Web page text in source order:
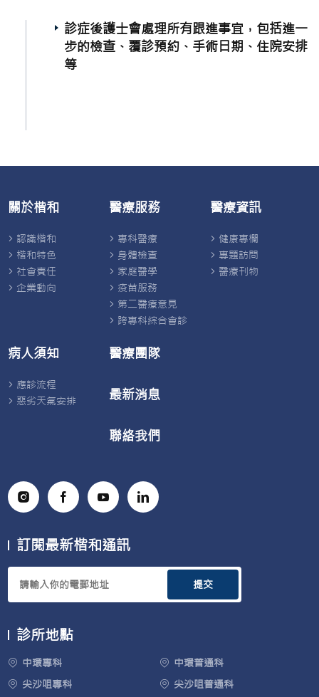
診症後護士會處理所有跟進事宜，包括進一
步的檢查、覆診預約、手術日期、住院安排
等
關於楷和
認識楷和
楷和特色
社會責任
企業動向
醫療服務
專科醫療
身體檢查
家庭醫學
疫苗服務
第二醫療意見
跨專科綜合會診
醫療資訊
健康專欄
專題訪問
醫療刊物
病人須知
應診流程
惡劣天氣安排
醫療團隊
最新消息
聯絡我們
訂閱最新楷和通訊
提交
診所地點
中環專科
中環普通科
尖沙咀專科
尖沙咀普通科